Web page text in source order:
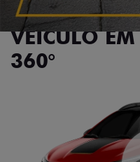
VISUALIZE O
VEÍCULO EM
360°